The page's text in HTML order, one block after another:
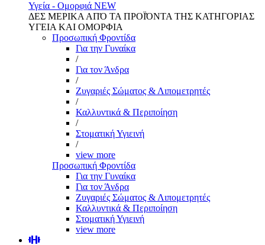
Υγεία - Ομορφιά NEW
ΔΕΣ ΜΕΡΙΚΑ ΑΠΌ ΤΑ ΠΡΟΪΌΝΤΑ ΤΗΣ ΚΑΤΗΓΟΡΙΑΣ
ΥΓΕΙΑ ΚΑΙ ΟΜΟΡΦΙΑ
Προσωπική Φροντίδα
Για την Γυναίκα
/
Για τον Άνδρα
/
Ζυγαριές Σώματος & Λιπομετρητές
/
Καλλυντικά & Περιποίηση
/
Στοματική Υγιεινή
/
view more
Προσωπική Φροντίδα
Για την Γυναίκα
Για τον Άνδρα
Ζυγαριές Σώματος & Λιπομετρητές
Καλλυντικά & Περιποίηση
Στοματική Υγιεινή
view more